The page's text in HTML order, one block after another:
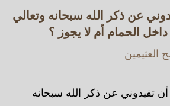
عن ذكر الله سبحانه وتعالي
الحمام أم لا يجوز ؟
العثيمين
تفيدوني عن ذكر الله سبحانه